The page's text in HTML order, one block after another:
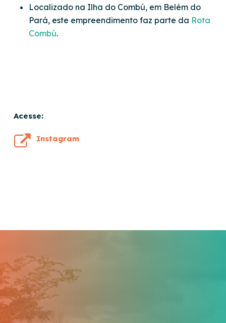
Localizado na Ilha do Combú, em Belém do
Pará, este empreendimento faz parte da Rota
Combú.
Acesse:
Instagram